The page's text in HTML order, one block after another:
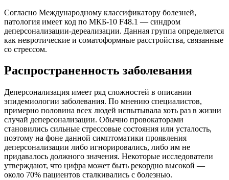
Согласно Международному классификатору болезней,
патология имеет код по МКБ-10 F48.1 — синдром
деперсонализации-дереализации. Данная группа определяется
как невротические и соматоформные расстройства, связанные
со стрессом.
Распространенность заболевания
Деперсонализация имеет ряд сложностей в описании
эпидемиологии заболевания. По мнению специалистов,
примерно половина всех людей испытывала хоть раз в жизни
случай деперсонализации. Обычно провокаторами
становились сильные стрессовые состояния или усталость,
поэтому на фоне данной симптоматики проявления
деперсонализации либо игнорировались, либо им не
придавалось должного значения. Некоторые исследователи
утверждают, что цифра может быть рекордно высокой —
около 70% пациентов сталкивались с болезнью.